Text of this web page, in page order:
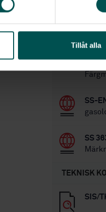
Tillåt alla
Inom
SS-
SS
TEKNISK
SIS/